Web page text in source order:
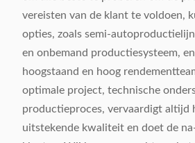
vereisten van de klant te voldoen,
opties, zoals semi-
en onbemand productiesysteem,
hoogstaand en hoog
optimale project, technische
productieproces, vervaardigt altijd
uitstekende kwaliteit en doet de